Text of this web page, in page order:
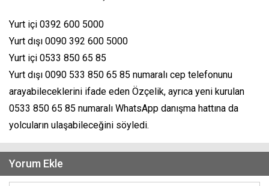
Yurt içi 0392 600 5000
Yurt dışı 0090 392 600 5000
Yurt içi 0533 850 65 85
Yurt dışı 0090 533 850 65 85 numaralı cep telefonunu
arayabileceklerini ifade eden Özçelik, ayrıca yeni kurulan
0533 850 65 85 numaralı WhatsApp danışma hattına da
yolcuların ulaşabileceğini söyledi.
Yorum Ekle